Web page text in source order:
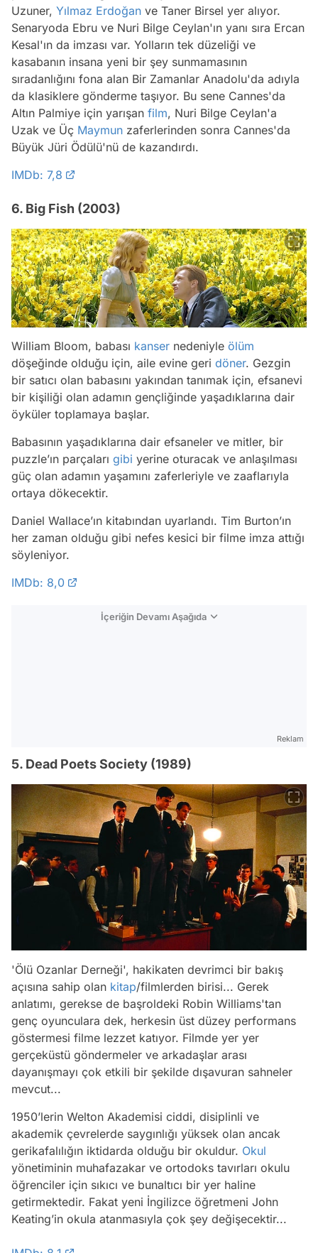
Uzuner, Yılmaz Erdoğan ve Taner Birsel yer alıyor.
Senaryoda Ebru ve Nuri Bilge Ceylan'ın yanı sıra Ercan
Kesal'ın da imzası var. Yolların tek düzeliği ve
kasabanın insana yeni bir şey sunmamasının
sıradanlığını fona alan Bir Zamanlar Anadolu'da adıyla
da klasiklere gönderme taşıyor. Bu sene Cannes'da
Altın Palmiye için yarışan film, Nuri Bilge Ceylan'a
Uzak ve Üç Maymun zaferlerinden sonra Cannes'da
Büyük Jüri Ödülü'nü de kazandırdı.
IMDb: 7,8
6. Big Fish (2003)
William Bloom, babası kanser nedeniyle ölüm
döşeğinde olduğu için, aile evine geri döner. Gezgin
bir satıcı olan babasını yakından tanımak için, efsanevi
bir kişiliği olan adamın gençliğinde yaşadıklarına dair
öyküler toplamaya başlar.
Babasının yaşadıklarına dair efsaneler ve mitler, bir
puzzle’ın parçaları gibi yerine oturacak ve anlaşılması
güç olan adamın yaşamını zaferleriyle ve zaaflarıyla
ortaya dökecektir.
Daniel Wallace’ın kitabından uyarlandı. Tim Burton’ın
her zaman olduğu gibi nefes kesici bir filme imza attığı
söyleniyor.
IMDb: 8,0
İçeriğin Devamı Aşağıda
Reklam
5. Dead Poets Society (1989)
'Ölü Ozanlar Derneği', hakikaten devrimci bir bakış
açısına sahip olan kitap/filmlerden birisi... Gerek
anlatımı, gerekse de başroldeki Robin Williams'tan
genç oyunculara dek, herkesin üst düzey performans
göstermesi filme lezzet katıyor. Filmde yer yer
gerçeküstü göndermeler ve arkadaşlar arası
dayanışmayı çok etkili bir şekilde dışavuran sahneler
mevcut...
1950’lerin Welton Akademisi ciddi, disiplinli ve
akademik çevrelerde saygınlığı yüksek olan ancak
gerikafalılığın iktidarda olduğu bir okuldur. Okul
yönetiminin muhafazakar ve ortodoks tavırları okulu
öğrenciler için sıkıcı ve bunaltıcı bir yer haline
getirmektedir. Fakat yeni İngilizce öğretmeni John
Keating’in okula atanmasıyla çok şey değişecektir...